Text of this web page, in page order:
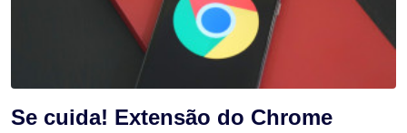
Se cuida! Extensão do Chrome